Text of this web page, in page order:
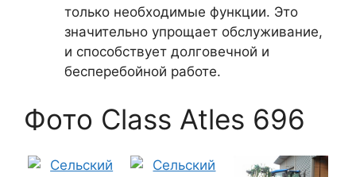
только необходимые функции. Это
значительно упрощает обслуживание,
и способствует долговечной и
бесперебойной работе.
Фото Class Atles 696